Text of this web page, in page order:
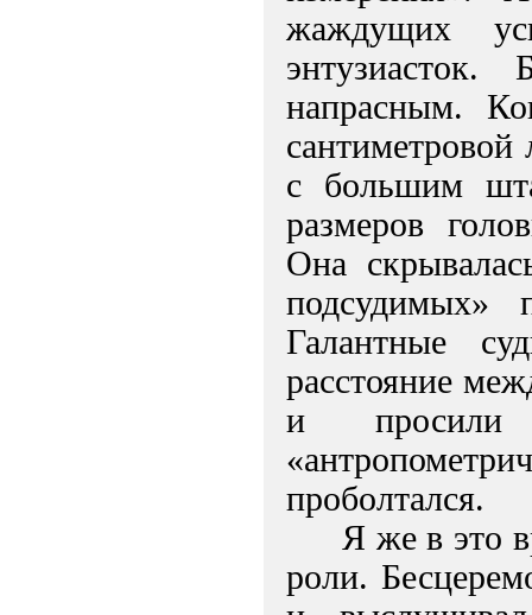
жаждущих
энтузиасток.
напрасным.
с большим
размеров
Она
подсудимых»
Галантные
расстояние
и просили
проболтался.
Я же в это
роли.